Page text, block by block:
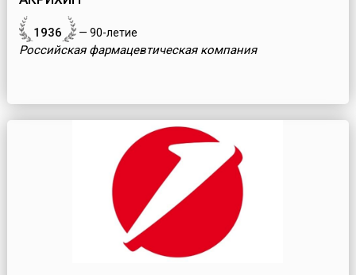
1936 — 90-летие
Российская фармацевтическая компания